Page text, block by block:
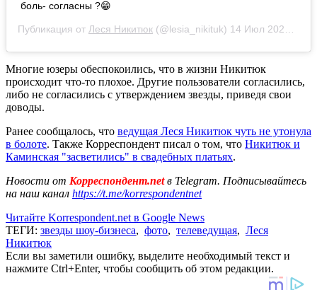
боль- согласны ?😁
Публикация от Леся Никитюк (@lesia_nikituk) 14 Июл 2020 в 1:23 PDT
Многие юзеры обеспокоились, что в жизни Никитюк
происходит что-то плохое. Другие пользователи согласились,
либо не согласились с утверждением звезды, приведя свои
доводы.
Ранее сообщалось, что ведущая Леся Никитюк чуть не утонула
в болоте. Также Корреспондент писал о том, что Никитюк и
Каминская "засветились" в свадебных платьях.
Новости от Корреспондент.netв Telegram. Подписывайтесь
на наш канал https://t.me/korrespondentnet
Читайте Korrespondent.net в Google News
ТЕГИ: звезды шоу-бизнеса, фото, телеведущая, Леся
Никитюк
Если вы заметили ошибку, выделите необходимый текст и
нажмите Ctrl+Enter, чтобы сообщить об этом редакции.